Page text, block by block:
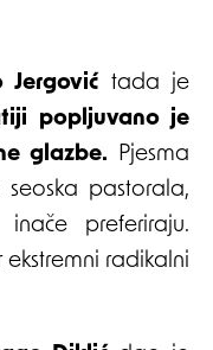
Jergović tada je
popljuvano je
glazbe. Pjesma
pastorala,
preferiraju.
radikalni